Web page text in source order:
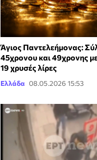
Άγιος Παντελεήμονας:
45χρονου και 49χρονης
19 χρυσές λίρες
Ελλάδα 08.05.2026 15:53